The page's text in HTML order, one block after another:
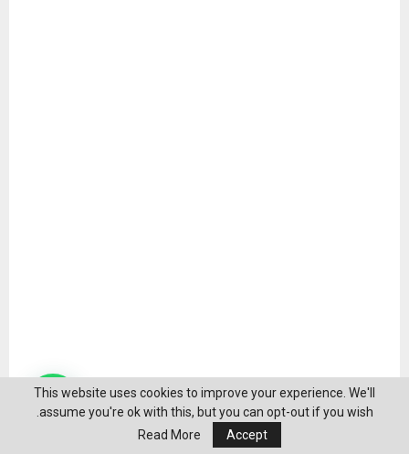
This website uses cookies to improve your experience. We'll
assume you're ok with this, but you can opt-out if you wish.
Accept
Read More